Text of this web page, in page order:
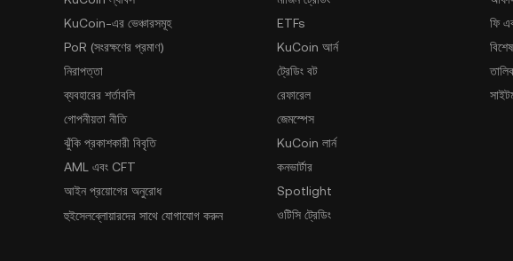
KuCoin-এর ভেঞ্চারসমূহ
PoR (সংরক্ষণের প্রমাণ)
নিরাপত্তা
ব্যবহারের শর্তাবলি
গোপনীয়তা নীতি
ঝুঁকি প্রকাশকারী বিবৃতি
AML এবং CFT
আইন প্রয়োগের অনুরোধ
হুইসেলব্লোয়ারদের সাথে যোগাযোগ করুন
ETFs
KuCoin আর্ন
ট্রেডিং বট
রেফারেল
জেমস্পেস
KuCoin লার্ন
কনভার্টার
Spotlight
ওটিসি ট্রেডিং
ফি